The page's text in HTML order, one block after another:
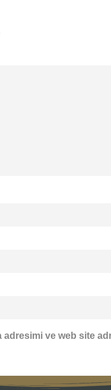
adresimi ve web site